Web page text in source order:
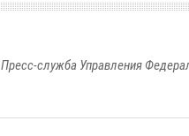
Пресс-служба Управления